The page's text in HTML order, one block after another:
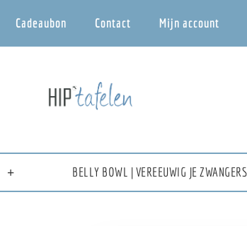
Cadeaubon Contact Mijn account
BELLY BOWL | VEREEUWIG JE